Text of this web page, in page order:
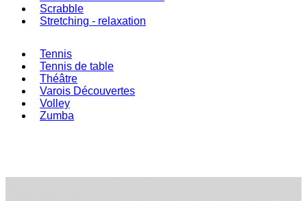
Scrabble
Stretching - relaxation
Tennis
Tennis de table
Théâtre
Varois Découvertes
Volley
Zumba